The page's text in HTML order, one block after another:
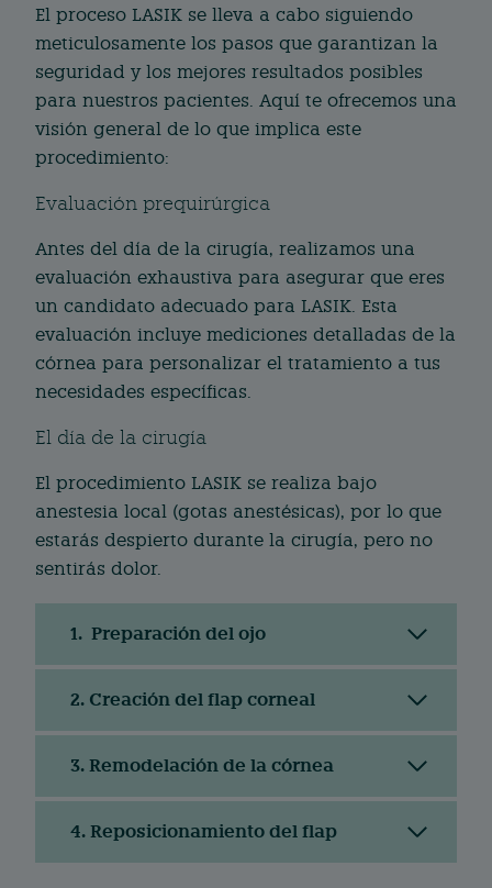
El proceso LASIK se lleva a cabo siguiendo
meticulosamente los pasos que garantizan la
seguridad y los mejores resultados posibles
para nuestros pacientes. Aquí te ofrecemos una
visión general de lo que implica este
procedimiento:
Evaluación prequirúrgica
Antes del día de la cirugía, realizamos una
evaluación exhaustiva para asegurar que eres
un candidato adecuado para LASIK. Esta
evaluación incluye mediciones detalladas de la
córnea para personalizar el tratamiento a tus
necesidades específicas.
El día de la cirugía
El procedimiento LASIK se realiza bajo
anestesia local (gotas anestésicas), por lo que
estarás despierto durante la cirugía, pero no
sentirás dolor.
1. Preparación del ojo
2. Creación del flap corneal
3.Remodelación de la córnea
4.Reposicionamiento del flap